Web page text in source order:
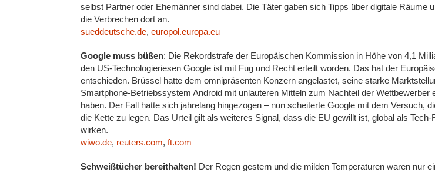
selbst Partner oder Ehemänner sind dabei. Die Täter gaben sich Tipps über digitale Räume
die Verbrechen dort an.
sueddeutsche.de, europol.europa.eu
Google muss büßen: Die Rekordstrafe der Europäischen Kommission in Höhe von 4,1
den US-Technologieriesen Google ist mit Fug und Recht erteilt worden. Das hat der
entschieden. Brüssel hatte dem omnipräsenten Konzern angelastet, seine starke
Smartphone-Betriebssystem Android mit unlauteren Mitteln zum Nachteil der Wettbewerber
haben. Der Fall hatte sich jahrelang hingezogen – nun scheiterte Google mit dem Versuch,
die Kette zu legen. Das Urteil gilt als weiteres Signal, dass die EU gewillt ist, global als Tech-
wirken.
wiwo.de, reuters.com, ft.com
Schweißtücher bereithalten! Der Regen gestern und die milden Temperaturen waren nur